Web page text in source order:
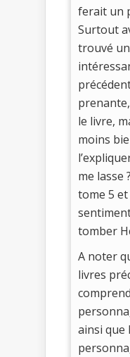
ferait un
Surtout
trouvé
le livre,
moins
me lasse
tome 5 et
tomber
A noter
livres
ainsi que